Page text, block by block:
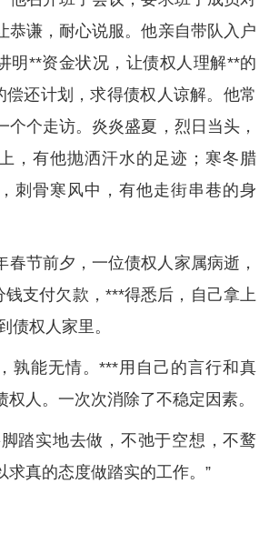
恭谦，耐心说服。他亲自带队入户
明**资金状况，让债权人理解**的
偿还计划，求得债权人谅解。他常
个个走访。炎炎盛夏，烈日当头，
，有他抛洒汗水的足迹；寒冬腊
刺骨寒风中，有他走街串巷的身
春节前夕，一位债权人家属病逝，
钱支付欠款，***得悉后，自己拿上
债权人家里。
孰能无情。***用自己的言行和真
权人。一次次消除了不稳定因素。
踏实地去做，不弛于空想，不鹜
求真的态度做踏实的工作。”